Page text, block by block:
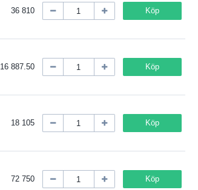
36 810 Köp
16 887.50 Köp
18 105 Köp
72 750 Köp